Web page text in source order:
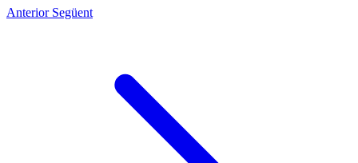
Anterior Següent